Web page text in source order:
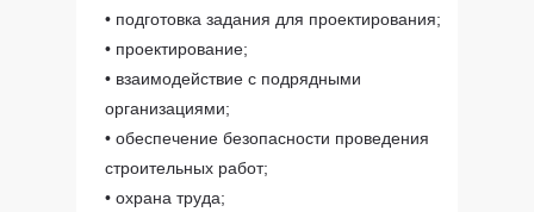
• подготовка задания для проектирования;
• проектирование;
• взаимодействие с подрядными
организациями;
• обеспечение безопасности проведения
строительных работ;
• охрана труда;